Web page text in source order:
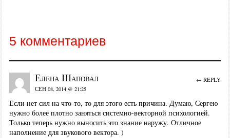
5 комментариев
Елена Шаповал
СЕН 08, 2014 @ 21:25
Если нет сил на что-то, то для этого есть причина. Думаю, Сергею
нужно более плотно заняться системно-векторной психологией.
Только теперь нужно выносить это знание наружу. Отличное
наполнение для звукового вектора. )
← REPLY